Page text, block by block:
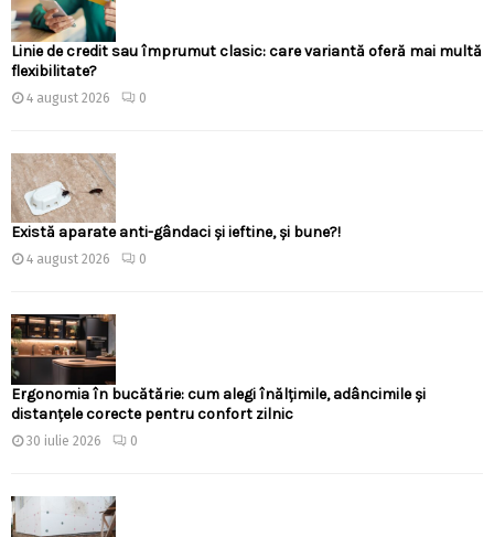
Linie de credit sau împrumut clasic: care variantă oferă mai multă
flexibilitate?
4 august 2026 0
Există aparate anti-gândaci și ieftine, și bune?!
4 august 2026 0
Ergonomia în bucătărie: cum alegi înălțimile, adâncimile și
distanțele corecte pentru confort zilnic
30 iulie 2026 0